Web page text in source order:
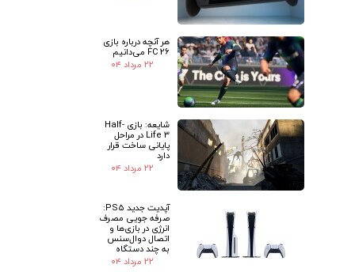
هر آنچه درباره بازی
FC 26 می‌دانیم
۲۲ مرداد ۰۴
شایعه: بازی Half-
Life 3 در مراحل
پایانی ساخت قرار
دارد
۲۲ مرداد ۰۴
آپدیت جدید PS5:
صرفه جویی مصرف
انرژی در بازی‌ها و
اتصال دوال‌سنس
به چند دستگاه
۲۲ مرداد ۰۴